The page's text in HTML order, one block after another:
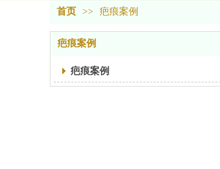
首页 >> 疤痕案例
疤痕案例
疤痕案例